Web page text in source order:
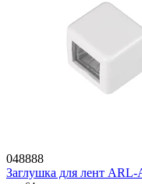
048888
Заглушка для лент